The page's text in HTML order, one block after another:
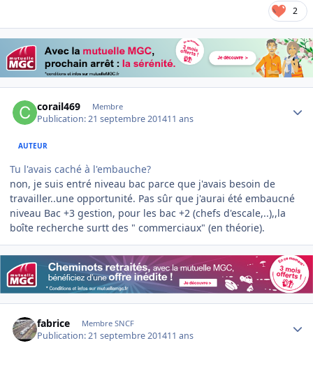
2
corail469 Membre
Publication:21 septembre 201411 ans
AUTEUR
Tu l'avais caché à l'embauche?
non, je suis entré niveau bac parce que j'avais besoin de
travailler..une opportunité. Pas sûr que j'aurai été embaucné
niveau Bac +3 gestion, pour les bac +2 (chefs d'escale,..),,la
boîte recherche surtt des " commerciaux" (en théorie).
fabrice Membre SNCF
Publication:21 septembre 201411 ans